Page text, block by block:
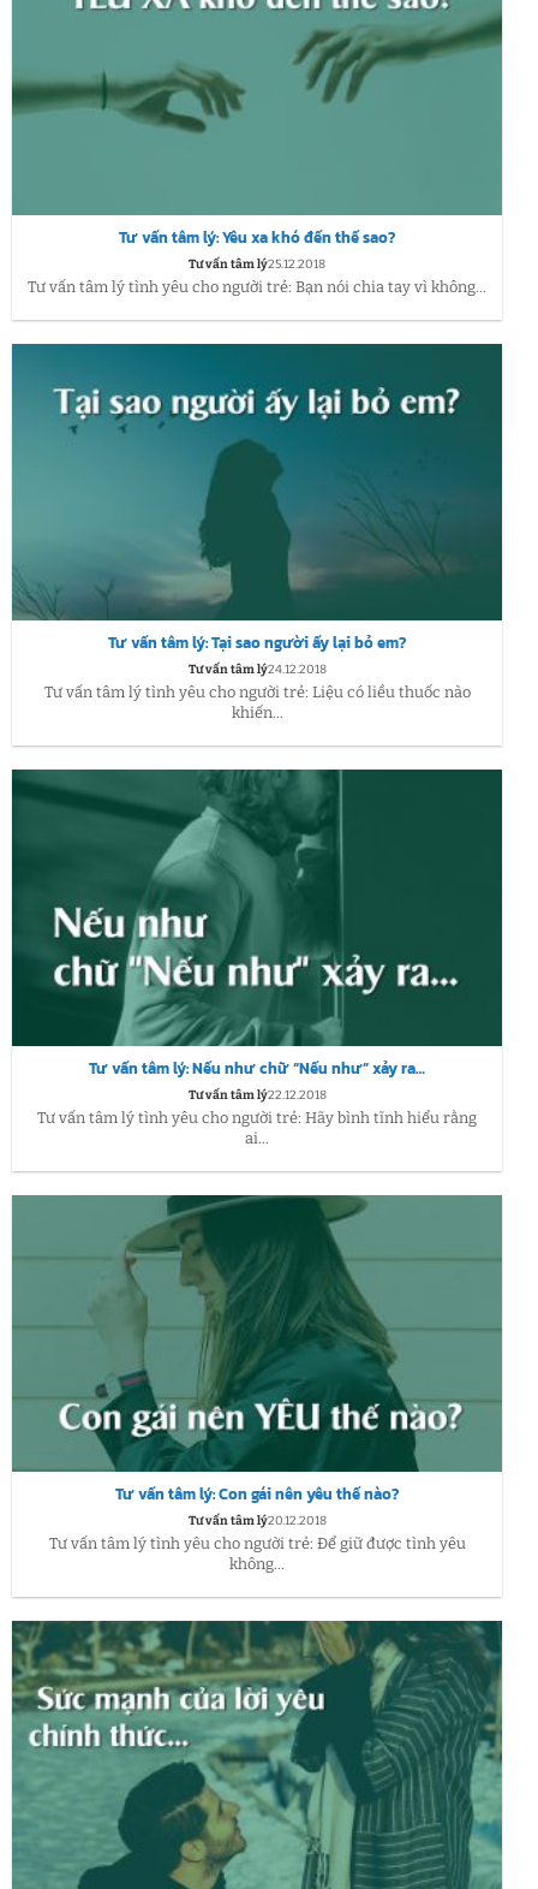
Tư vấn tâm lý: Yêu xa khó đến thế sao?
Tư vấn tâm lý25.12.2018
Tư vấn tâm lý tình yêu cho người trẻ: Bạn nói chia tay vì không...
Tư vấn tâm lý: Tại sao người ấy lại bỏ em?
Tư vấn tâm lý24.12.2018
Tư vấn tâm lý tình yêu cho người trẻ: Liệu có liều thuốc nào
khiến...
Tư vấn tâm lý: Nếu như chữ “Nếu như” xảy ra…
Tư vấn tâm lý22.12.2018
Tư vấn tâm lý tình yêu cho người trẻ: Hãy bình tĩnh hiểu rằng
ai...
Tư vấn tâm lý: Con gái nên yêu thế nào?
Tư vấn tâm lý20.12.2018
Tư vấn tâm lý tình yêu cho người trẻ: Để giữ được tình yêu
không...